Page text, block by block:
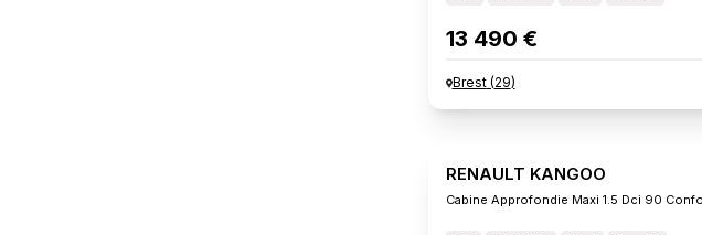
13 490 €
Brest(29)
RENAULT KANGOO
Cabine Approfondie Maxi 1.5 Dci 90